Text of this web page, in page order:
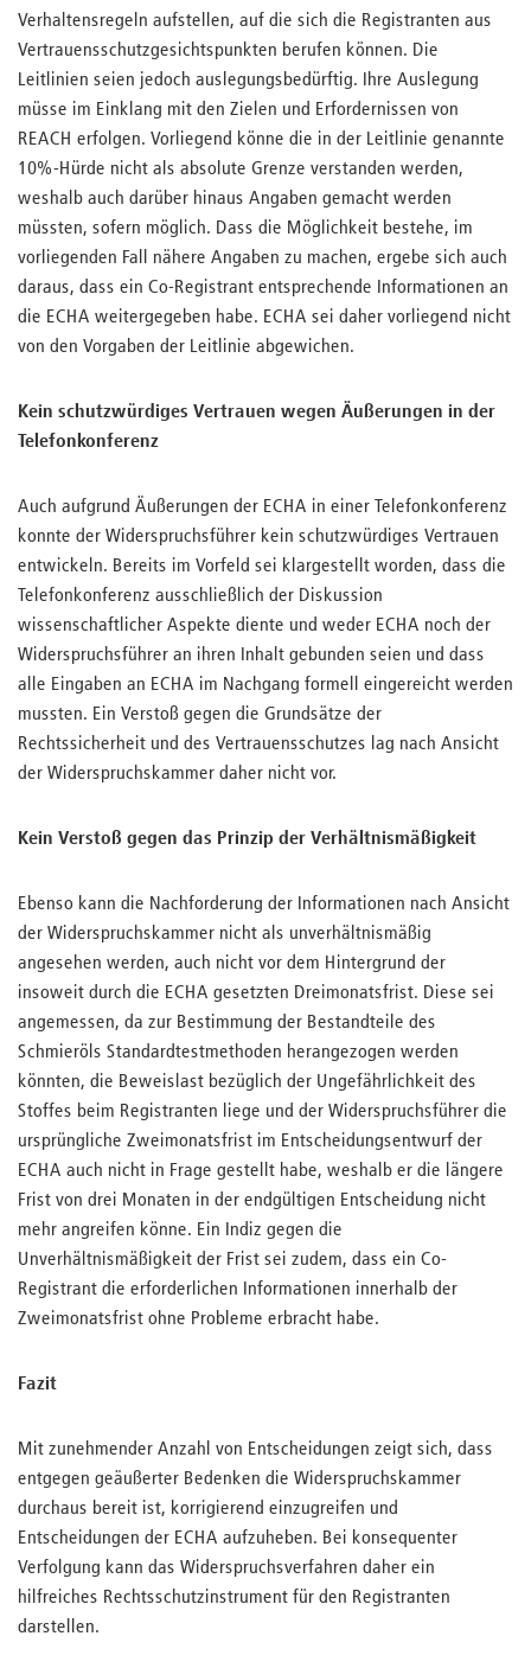
Verhaltensregeln aufstellen, auf die sich die Registranten aus
Vertrauensschutzgesichtspunkten berufen können. Die
Leitlinien seien jedoch auslegungsbedürftig. Ihre Auslegung
müsse im Einklang mit den Zielen und Erfordernissen von
REACH erfolgen. Vorliegend könne die in der Leitlinie genannte
10%-Hürde nicht als absolute Grenze verstanden werden,
weshalb auch darüber hinaus Angaben gemacht werden
müssten, sofern möglich. Dass die Möglichkeit bestehe, im
vorliegenden Fall nähere Angaben zu machen, ergebe sich auch
daraus, dass ein Co-Registrant entsprechende Informationen an
die ECHA weitergegeben habe. ECHA sei daher vorliegend nicht
von den Vorgaben der Leitlinie abgewichen.
Kein schutzwürdiges Vertrauen wegen Äußerungen in der
Telefonkonferenz
Auch aufgrund Äußerungen der ECHA in einer Telefonkonferenz
konnte der Widerspruchsführer kein schutzwürdiges Vertrauen
entwickeln. Bereits im Vorfeld sei klargestellt worden, dass die
Telefonkonferenz ausschließlich der Diskussion
wissenschaftlicher Aspekte diente und weder ECHA noch der
Widerspruchsführer an ihren Inhalt gebunden seien und dass
alle Eingaben an ECHA im Nachgang formell eingereicht werden
mussten. Ein Verstoß gegen die Grundsätze der
Rechtssicherheit und des Vertrauensschutzes lag nach Ansicht
der Widerspruchskammer daher nicht vor.
Kein Verstoß gegen das Prinzip der Verhältnismäßigkeit
Ebenso kann die Nachforderung der Informationen nach Ansicht
der Widerspruchskammer nicht als unverhältnismäßig
angesehen werden, auch nicht vor dem Hintergrund der
insoweit durch die ECHA gesetzten Dreimonatsfrist. Diese sei
angemessen, da zur Bestimmung der Bestandteile des
Schmieröls Standardtestmethoden herangezogen werden
könnten, die Beweislast bezüglich der Ungefährlichkeit des
Stoffes beim Registranten liege und der Widerspruchsführer die
ursprüngliche Zweimonatsfrist im Entscheidungsentwurf der
ECHA auch nicht in Frage gestellt habe, weshalb er die längere
Frist von drei Monaten in der endgültigen Entscheidung nicht
mehr angreifen könne. Ein Indiz gegen die
Unverhältnismäßigkeit der Frist sei zudem, dass ein Co-
Registrant die erforderlichen Informationen innerhalb der
Zweimonatsfrist ohne Probleme erbracht habe.
Fazit
Mit zunehmender Anzahl von Entscheidungen zeigt sich, dass
entgegen geäußerter Bedenken die Widerspruchskammer
durchaus bereit ist, korrigierend einzugreifen und
Entscheidungen der ECHA aufzuheben. Bei konsequenter
Verfolgung kann das Widerspruchsverfahren daher ein
hilfreiches Rechtsschutzinstrument für den Registranten
darstellen.